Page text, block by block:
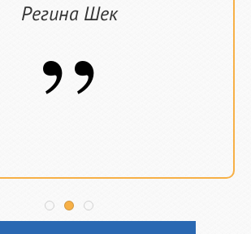
Регина Шек
”